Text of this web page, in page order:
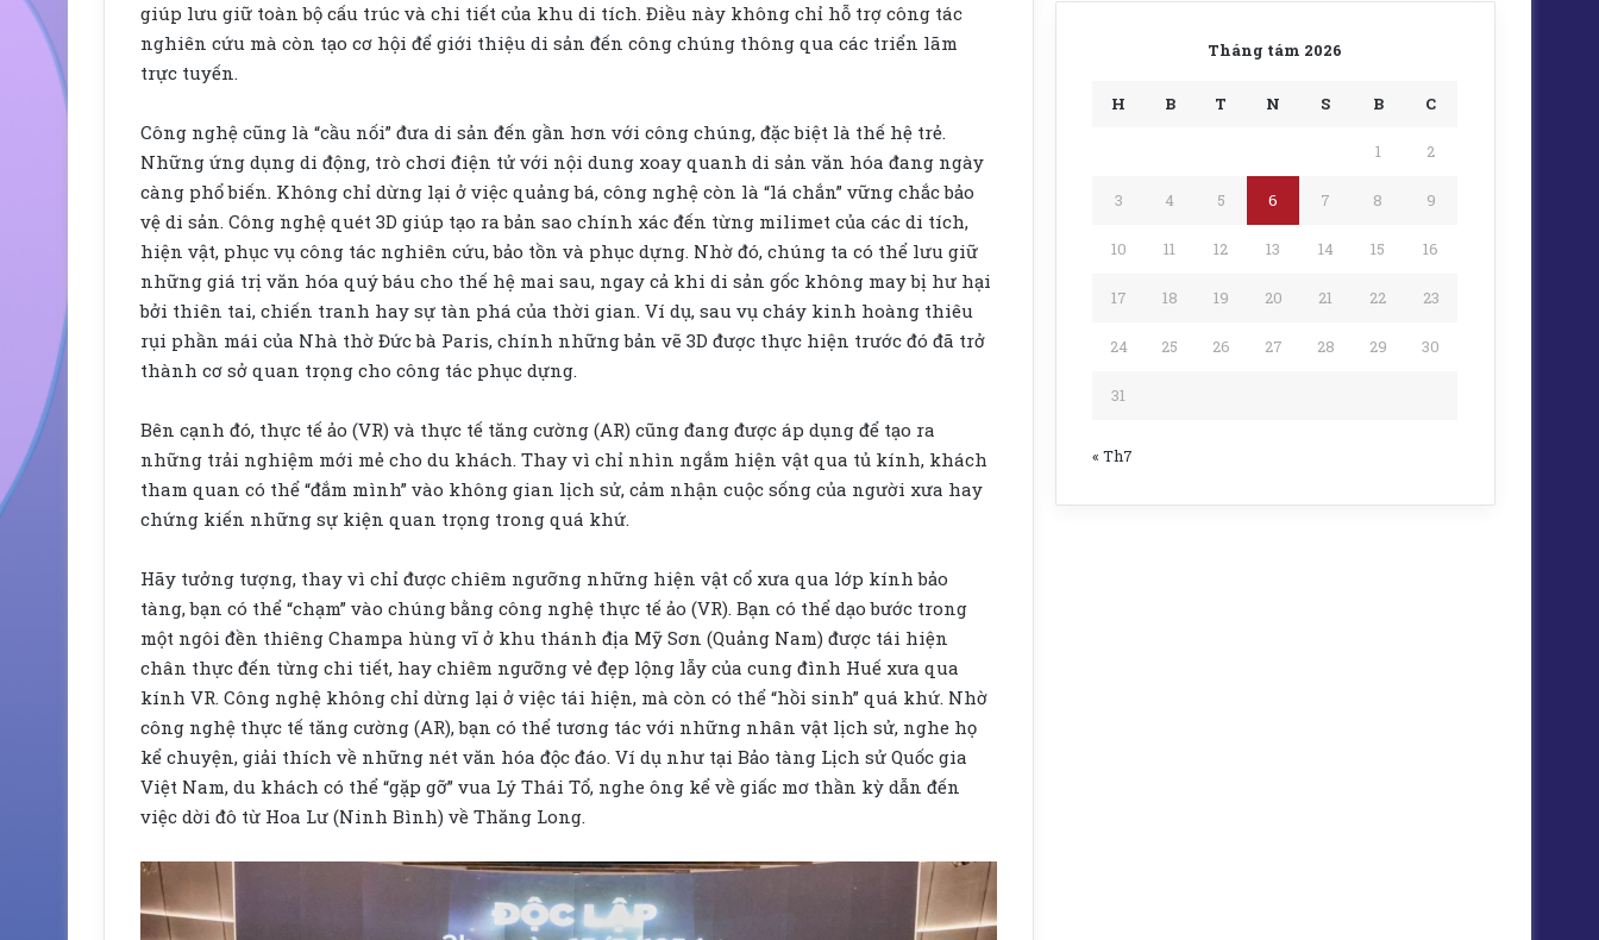
giúp lưu giữ toàn bộ cấu trúc và chi tiết của khu di tích. Điều này không chỉ hỗ trợ công tác
nghiên cứu mà còn tạo cơ hội để giới thiệu di sản đến công chúng thông qua các triển lãm
trực tuyến.
Công nghệ cũng là “cầu nối” đưa di sản đến gần hơn với công chúng, đặc biệt là thế hệ trẻ.
Những ứng dụng di động, trò chơi điện tử với nội dung xoay quanh di sản văn hóa đang ngày
càng phổ biến. Không chỉ dừng lại ở việc quảng bá, công nghệ còn là “lá chắn” vững chắc bảo
vệ di sản. Công nghệ quét 3D giúp tạo ra bản sao chính xác đến từng milimet của các di tích,
hiện vật, phục vụ công tác nghiên cứu, bảo tồn và phục dựng. Nhờ đó, chúng ta có thể lưu giữ
những giá trị văn hóa quý báu cho thế hệ mai sau, ngay cả khi di sản gốc không may bị hư hại
bởi thiên tai, chiến tranh hay sự tàn phá của thời gian. Ví dụ, sau vụ cháy kinh hoàng thiêu
rụi phần mái của Nhà thờ Đức bà Paris, chính những bản vẽ 3D được thực hiện trước đó đã trở
thành cơ sở quan trọng cho công tác phục dựng.
Bên cạnh đó, thực tế ảo (VR) và thực tế tăng cường (AR) cũng đang được áp dụng để tạo ra
những trải nghiệm mới mẻ cho du khách. Thay vì chỉ nhìn ngắm hiện vật qua tủ kính, khách
tham quan có thể “đắm mình” vào không gian lịch sử, cảm nhận cuộc sống của người xưa hay
chứng kiến những sự kiện quan trọng trong quá khứ.
Hãy tưởng tượng, thay vì chỉ được chiêm ngưỡng những hiện vật cổ xưa qua lớp kính bảo
tàng, bạn có thể “chạm” vào chúng bằng công nghệ thực tế ảo (VR). Bạn có thể dạo bước trong
một ngôi đền thiêng Champa hùng vĩ ở khu thánh địa Mỹ Sơn (Quảng Nam) được tái hiện
chân thực đến từng chi tiết, hay chiêm ngưỡng vẻ đẹp lộng lẫy của cung đình Huế xưa qua
kính VR. Công nghệ không chỉ dừng lại ở việc tái hiện, mà còn có thể “hồi sinh” quá khứ. Nhờ
công nghệ thực tế tăng cường (AR), bạn có thể tương tác với những nhân vật lịch sử, nghe họ
kể chuyện, giải thích về những nét văn hóa độc đáo. Ví dụ như tại Bảo tàng Lịch sử Quốc gia
Việt Nam, du khách có thể “gặp gỡ” vua Lý Thái Tổ, nghe ông kể về giấc mơ thần kỳ dẫn đến
việc dời đô từ Hoa Lư (Ninh Bình) về Thăng Long.
Tháng tám 2026
H B T N S B C
1 2
3 4 5 6 7 8 9
10 11 12 13 14 15 16
17 18 19 20 21 22 23
24 25 26 27 28 29 30
31
« Th7